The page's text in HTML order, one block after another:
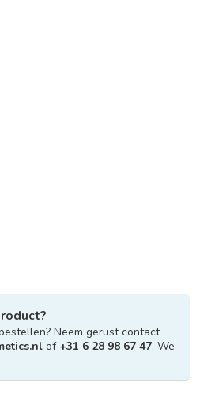
Neem gerust contact
of +31 6 28 98 67 47. We